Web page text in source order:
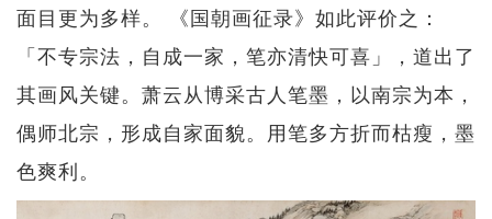
面目更为多样。 《国朝画征录》如此评价之：
「不专宗法，自成一家，笔亦清快可喜」，道出了
其画风关键。萧云从博采古人笔墨，以南宗为本，
偶师北宗，形成自家面貌。用笔多方折而枯瘦，墨
色爽利。